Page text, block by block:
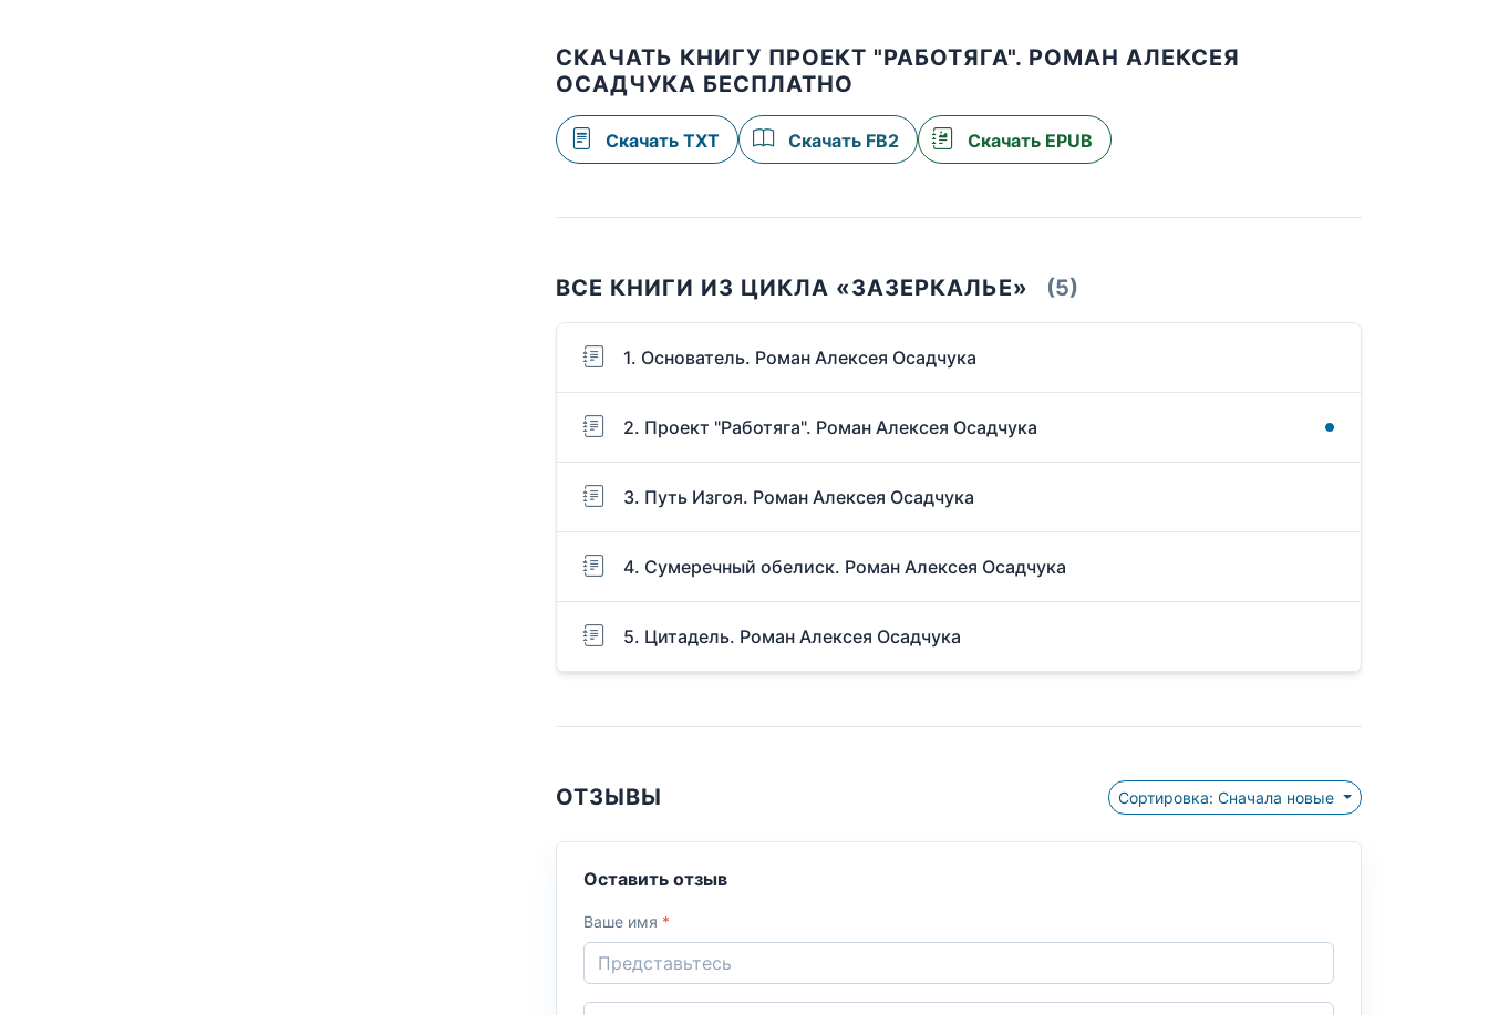
СКАЧАТЬ КНИГУ ПРОЕКТ "РАБОТЯГА". РОМАН АЛЕКСЕЯ
ОСАДЧУКА БЕСПЛАТНО
Скачать TXT Скачать FB2 Скачать EPUB
ВСЕ КНИГИ ИЗ ЦИКЛА «ЗАЗЕРКАЛЬЕ» (5)
1. Основатель. Роман Алексея Осадчука
2. Проект "Работяга". Роман Алексея Осадчука
3. Путь Изгоя. Роман Алексея Осадчука
4. Сумеречный обелиск. Роман Алексея Осадчука
5. Цитадель. Роман Алексея Осадчука
ОТЗЫВЫ Сортировка: Сначала новые
Оставить отзыв
Ваше имя *